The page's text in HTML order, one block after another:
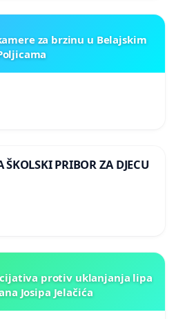
za brzinu u Belajskim
PRIBOR ZA DJECU
protiv uklanjanja lipa
Josipa Jelačića